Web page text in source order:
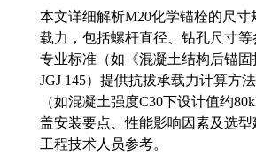
本文详细解析M20化学锚栓的尺寸
载力，包括螺杆直径、钻孔尺寸
专业标准（如《混凝土结构后锚固
JGJ 145）提供抗拔承载力计算方
（如混凝土强度C30下设计值约
盖安装要点、性能影响因素及选
工程技术人员参考。